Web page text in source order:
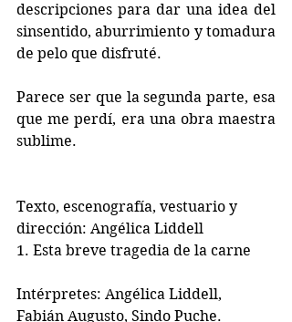
descripciones para dar una idea del
sinsentido, aburrimiento y tomadura
de pelo que disfruté.
Parece ser que la segunda parte, esa
que me perdí, era una obra maestra
sublime.
Texto, escenografía, vestuario y
dirección: Angélica Liddell
1. Esta breve tragedia de la carne
Intérpretes: Angélica Liddell,
Fabián Augusto, Sindo Puche.